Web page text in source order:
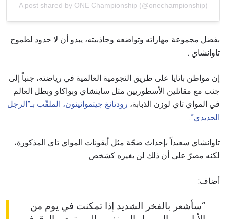
A post shared by ONE Championship (@onechampionship)
بفضل مجموعة مهاراته وتواضعه وجاذبيته، يبدو أن لا حدود لطموح
تاوانشاي .
إن مواطن باتايا على طريق النجومية العالمية في رياضته، جنباً إلى
جنب مع مقاتلين الأسطوريين مثل ساينشاي وبواكاو وبطل العالم
في المواي تاي لوزن الذبابة، رودتانغ جيتموانينون، الملقّب بـ”الرجل
الحديدي”.
تاوانشاي سعيداً بإحداث ضجّة مثل أيقونات المواي تاي المذكورة،
لكنه مصرّ على أن ذلك لن يغيره كشخص.
أضاف:
“سأشعر بالفخر الشديد إذا تمكنت في يوم من
العرض
خذ بطولة "ون" معك أينما ذهبت! اشترك الآن للوصول
إلى آخر الأخبار، وفتح العروض الخاصة والحصول على
أفضل المقاعد لعروضنا الحية.
الإسم